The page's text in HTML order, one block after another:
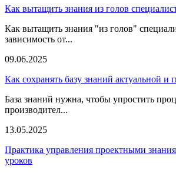
Как вытащить знания из голов
Как вытащить знания "из голов"
зависимость от...
09.06.2025
Как сохранять базу знаний актуальной и
База знаний нужна, чтобы упростить
производител...
13.05.2025
Практика управления проектными
уроков